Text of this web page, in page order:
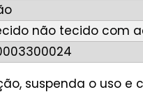
não tecido com
suspenda o uso e